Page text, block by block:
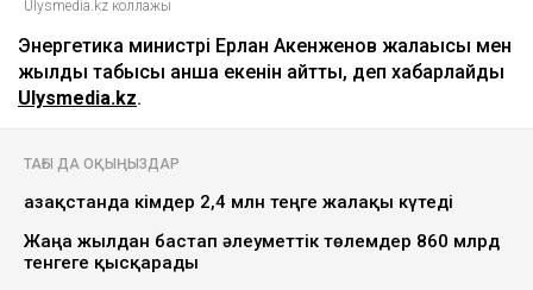
Ulysmedia.kz коллажы
Энергетика министрі Ерлан Ақкенженов жалақысы мен
жылдық табысы қанша екенін айтты, деп хабарлайды
Ulysmedia.kz.
ТАҒЫ ДА ОҚЫҢЫЗДАР
Қазақстанда кімдер 2,4 млн теңге жалақы күтеді
Жаңа жылдан бастап әлеуметтік төлемдер 860 млрд
тенгеге қысқарады